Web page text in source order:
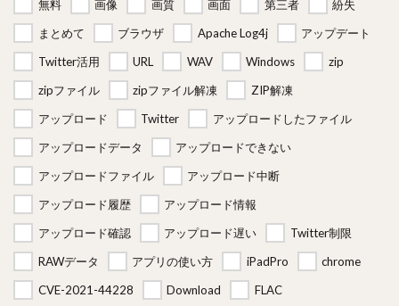
無料
画像 画質 画面 第三者
紛失
まとめて
ブラウザ Apache Log4j
アップデート
Twitter活用
URL WAV Windows
zip
zipファイル
zipファイル解凍
ZIP解凍
アップロード
Twitter
アップロードしたファイル
アップロードデータ
アップロードできない
アップロードファイル
アップロード中断
アップロード履歴
アップロード情報
アップロード確認
アップロード遅い
Twitter制限
RAWデータ
アプリの使い方 iPadPro
chrome
CVE-2021-44228
Download
FLAC